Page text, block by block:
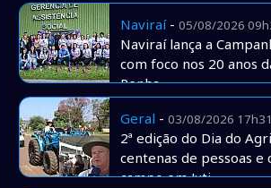
Naviraí- 05/08/2026
Naviraí lança a
com foco nos 20 anos
Penha
Geral - 03/08/2026
2ª edição do Dia do
centenas de pessoas e
campo em Juti